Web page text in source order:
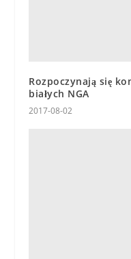
Rozpoczynają się
białych NGA
2017-08-02